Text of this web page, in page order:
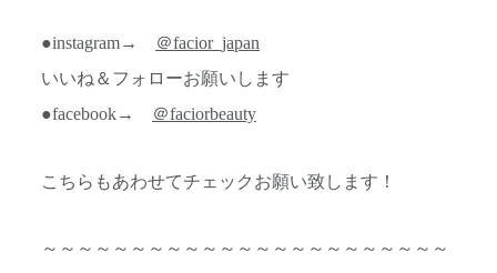
●instagram→
＠facior_japan
いいね＆フォローお願いします
●facebook→
＠faciorbeauty
こちらもあわせてチェックお願い致します！
～～～～～～～～～～～～～～～～～～～～～～～